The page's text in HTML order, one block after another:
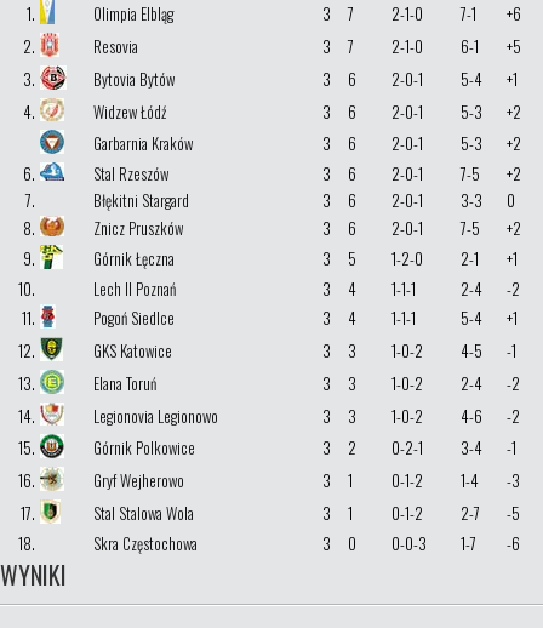
1.
Olimpia Elbląg 3 7 2-1-0 7-1
+6
2.
Resovia 3 7 2-1-0 6-1
+5
3.
Bytovia Bytów 3 6 2-0-1 5-4
+1
4.
Widzew Łódź 3 6 2-0-1 5-3
+2
Garbarnia Kraków
3 6 2-0-1 5-3
+2
6.
Stal Rzeszów 3 6 2-0-1 7-5
+2
7.
Błękitni Stargard 3 6 2-0-1 3-3
0
8.
Znicz Pruszków 3 6 2-0-1 7-5
+2
9.
Górnik Łęczna 3 5 1-2-0 2-1
+1
10.
Lech II Poznań 3 4 1-1-1 2-4
-2
11.
Pogoń Siedlce 3 4 1-1-1 5-4
+1
12.
GKS Katowice 3 3 1-0-2 4-5
-1
13.
Elana Toruń 3 3 1-0-2 2-4
-2
14.
Legionovia Legionowo 3 3 1-0-2 4-6
-2
15.
Górnik Polkowice 3 2 0-2-1 3-4
-1
16.
Gryf Wejherowo 3 1 0-1-2 1-4
-3
17.
Stal Stalowa Wola 3 1 0-1-2 2-7
-5
18.
Skra Częstochowa 3 0 0-0-3 1-7 -6
WYNIKI